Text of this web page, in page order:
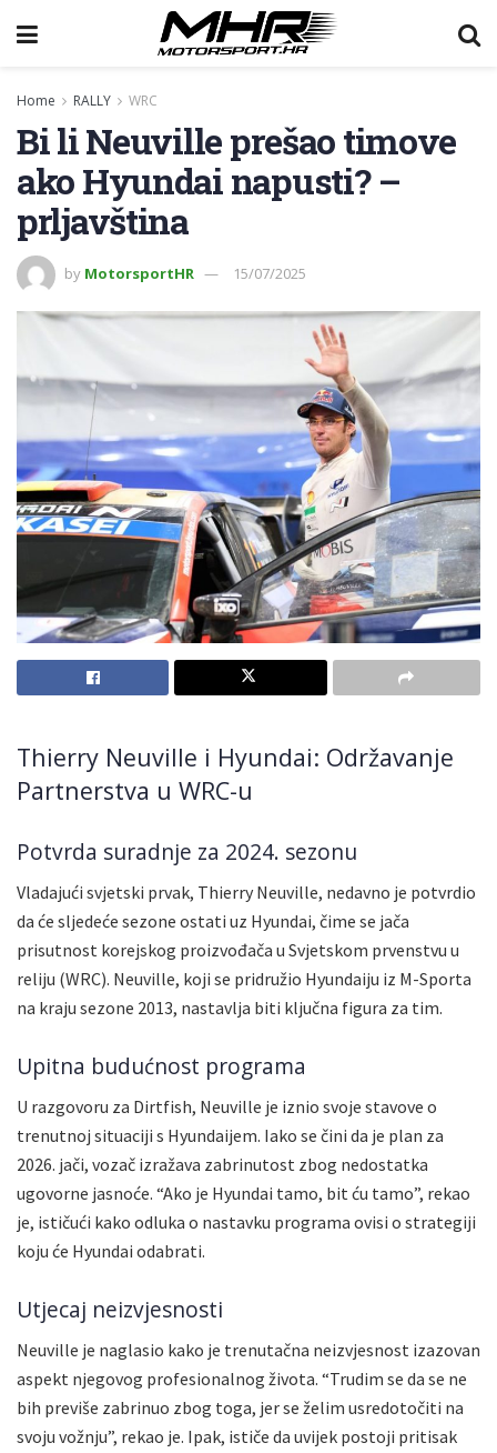
Home RALLY WRC
Bi li Neuville prešao timove
ako Hyundai napusti? –
prljavština
by MotorsportHR 15/07/2025
Thierry Neuville i Hyundai: Održavanje
Partnerstva u WRC-u
Potvrda suradnje za 2024. sezonu
Vladajući svjetski prvak, Thierry Neuville, nedavno je potvrdio
da će sljedeće sezone ostati uz Hyundai, čime se jača
prisutnost korejskog proizvođača u Svjetskom prvenstvu u
reliju (WRC). Neuville, koji se pridružio Hyundaiju iz M-Sporta
na kraju sezone 2013, nastavlja biti ključna figura za tim.
Upitna budućnost programa
U razgovoru za Dirtfish, Neuville je iznio svoje stavove o
trenutnoj situaciji s Hyundaijem. Iako se čini da je plan za
2026. jači, vozač izražava zabrinutost zbog nedostatka
ugovorne jasnoće. “Ako je Hyundai tamo, bit ću tamo”, rekao
je, ističući kako odluka o nastavku programa ovisi o strategiji
koju će Hyundai odabrati.
Utjecaj neizvjesnosti
Neuville je naglasio kako je trenutačna neizvjesnost izazovan
aspekt njegovog profesionalnog života. “Trudim se da se ne
bih previše zabrinuo zbog toga, jer se želim usredotočiti na
svoju vožnju”, rekao je. Ipak, ističe da uvijek postoji pritisak